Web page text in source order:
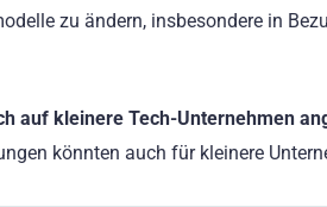
zu ändern, insbesondere in
auf kleinere Tech-Unternehmen
könnten auch für kleinere